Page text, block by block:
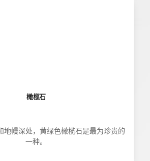
橄榄石
地幔深处，黄绿色橄榄石是最为珍贵的
一种。